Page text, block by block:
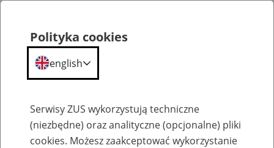
Szkolenia
Polityka cookies
english
Serwisy ZUS wykorzystują techniczne
(niezbędne) oraz analityczne (opcjonalne) pliki
cookies. Możesz zaakceptować wykorzystanie